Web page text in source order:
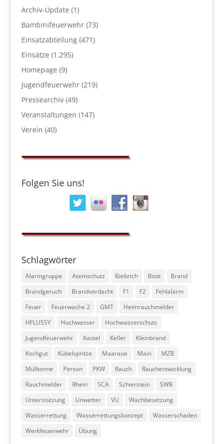
Archiv-Update (1)
Bambinifeuerwehr(73)
Einsatzabteilung(471)
Einsätze (1.295)
Homepage (9)
Jugendfeuerwehr(219)
Pressearchiv(49)
Veranstaltungen (147)
Verein (40)
Folgen Sie uns!
Schlagwörter
Alarmgruppe Atemschutz Biebrich Boot
Brand
Brandgeruch
Brandverdacht F1 F2
Fehlalarm
Feuer
Feuerwache 2 GMT
Heimrauchmelder
HFLUSSY
Hochwasser
Hochwasserschutz
Jugendfeuerwehr
Kastel Keller
Kleinbrand
Kochgut
Kübelspritze Maaraue Main
MZB
Mülltonne
Person PKW Rauch
Rauchentwicklung
Rauchmelder
Rhein SCA Schierstein
SWB
Unterstützung
Unwetter VU
Wachbesetzung
Wasserrettung
Wasserrettungskonzept
Wasserschaden
Werkfeuerwehr
Übung